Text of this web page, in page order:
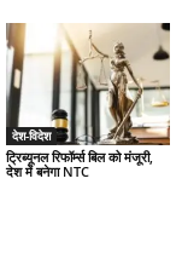
देश-विदेश
ट्रिब्यूनल रिफॉर्म्स बिल को मंजूरी,
देश में बनेगा NTC